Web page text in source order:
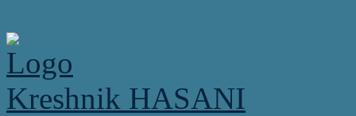
Kreshnik HASANI